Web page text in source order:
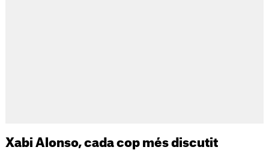
Xabi Alonso, cada cop més discutit